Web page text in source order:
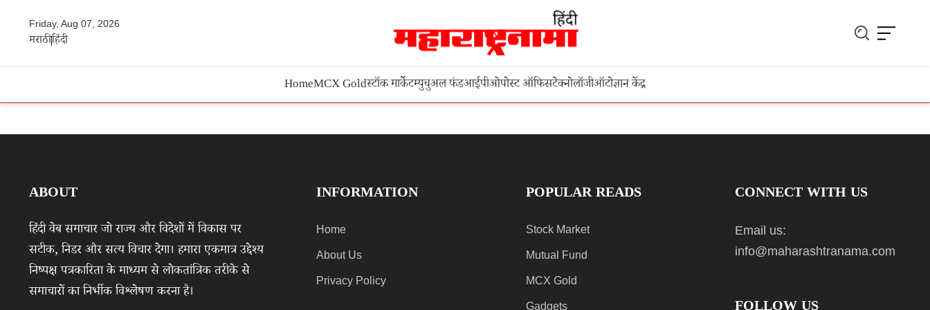
Friday, Aug 07, 2026
मराठीहिंदी
HomeMCX Goldस्टॉक मार्केटम्युचुअल फंडआईपीओपोस्ट ऑफिसटेक्नोलॉजीऑटोज्ञान केंद्र
ABOUT
हिंदी वेब समाचार जो राज्य और विदेशों में विकास पर
सटीक, निडर और सत्य विचार देगा। हमारा एकमात्र उद्देश्य
निष्पक्ष पत्रकारिता के माध्यम से लोकतांत्रिक तरीके से
समाचारों का निर्भीक विश्लेषण करना है।
INFORMATION
Home
About Us
Privacy Policy
POPULAR READS
Stock Market
Mutual Fund
MCX Gold
Gadgets
CONNECT WITH US
Email us:
info@maharashtranama.com